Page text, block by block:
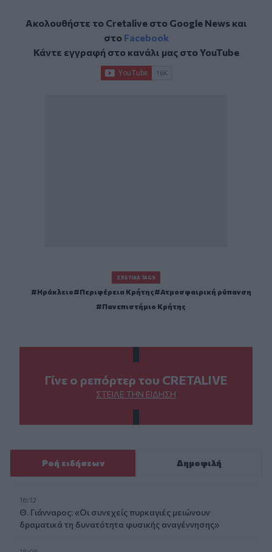
Ακολουθήστε το Cretalive στο Google Newsκαι
στο Facebook
Κάντε εγγραφή στο κανάλι μας στοYouTube
ΣΧΕΤΙΚΆ TAGS
Ηράκλειο Περιφέρεια Κρήτης
Ατμοσφαιρική ρύπανση
Πανεπιστήμιο Κρήτης
Γίνε ο ρεπόρτερ του CRETALIVE
ΣΤΕΊΛΕ ΤΗΝ ΕΊΔΗΣΗ
Ροή ειδήσεων Δημοφιλή
18:12
Θ. Γιάνναρος: «Οι συνεχείς πυρκαγιές μειώνουν
δραματικά τη δυνατότητα φυσικής αναγέννησης»